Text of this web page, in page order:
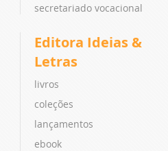
secretariado vocacional
Editora Ideias &
Letras
livros
coleções
lançamentos
ebook